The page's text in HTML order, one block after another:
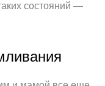
состояний —